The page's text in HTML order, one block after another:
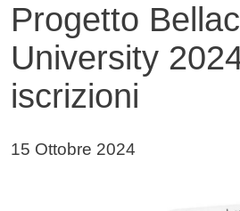
Progetto
University
iscrizioni
Data di pubblicazione della
15 Ottobre 2024